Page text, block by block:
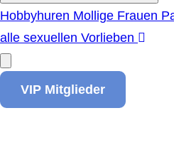
Hobbyhuren Mollige Frauen
alle sexuellen Vorlieben
VIP Mitglieder